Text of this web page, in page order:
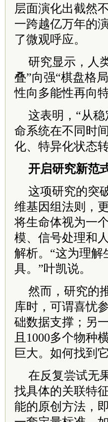
层面演化出截然
一跨越亿万年的
了微观呼应。
研究显示，人
叠”向强“棋盘格
性向多能性再向
这表明，“从
命系统在不同时
化、特异化状态
开启研究新范
这项研究的突
维基因组法则，
将生命体视为一
模、信号处理和
解析。“这为理
具。”叶凯说。
然而，研究的
库时，可谓喜忧
础数据支撑；另
且1000多个物种
巨大。如何找到
在反复尝试无
找具体的关联特
能的原创方法，